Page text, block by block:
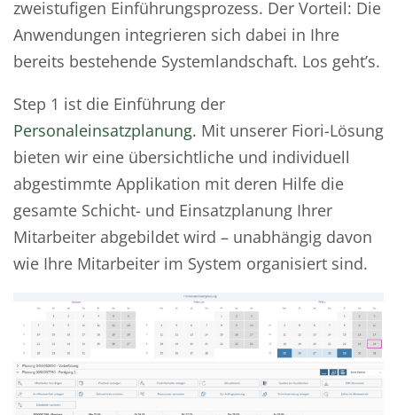
zweistufigen Einführungsprozess. Der Vorteil: Die
Anwendungen integrieren sich dabei in Ihre
bereits bestehende Systemlandschaft. Los geht’s.
Step 1 ist die Einführung der
Personaleinsatzplanung. Mit unserer Fiori-Lösung
bieten wir eine übersichtliche und individuell
abgestimmte Applikation mit deren Hilfe die
gesamte Schicht- und Einsatzplanung Ihrer
Mitarbeiter abgebildet wird – unabhängig davon
wie Ihre Mitarbeiter im System organisiert sind.